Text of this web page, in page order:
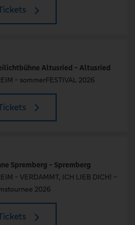
Altusried - Altusried
- sommerFESTIVAL 2026
Spremberg - Spremberg
- VERDAMMT, ICH LIEB DICH! –
2026